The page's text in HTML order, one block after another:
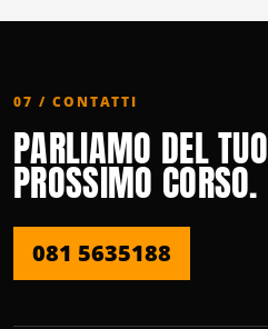
07 / CONTATTI
PARLIAMO DEL TUO
PROSSIMO CORSO.
081 5635188